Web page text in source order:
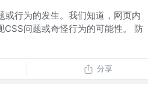
行为的发生。我们知道，网页内
问题或奇怪行为的可能性。 防
分享